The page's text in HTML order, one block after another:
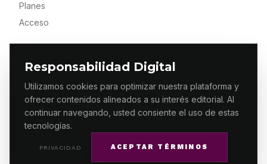
Responsabilidad Digital
Utilizamos cookies para optimizar nuestra plataforma y
ofrecer contenidos alineados a su interés editorial. Al
continuar navegando, usted consiente el uso de estas
tecnologías.
PRIVACIDAD ACEPTAR TÉRMINOS
Planes
Acceso
© 2026 ES PRIMERA MX. ALGUNOS DERECHOS
RESERVADOS / DESIGNMAKING.MX